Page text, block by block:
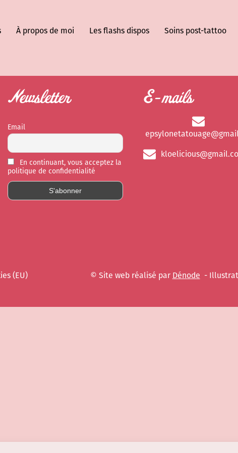
À propos de moi Les flashs dispos Soins post-tattoo
Newsletter
Email
En continuant, vous acceptez la
politique de confidentialité
E-mails
(EU) © Site web réalisé par Dénode -